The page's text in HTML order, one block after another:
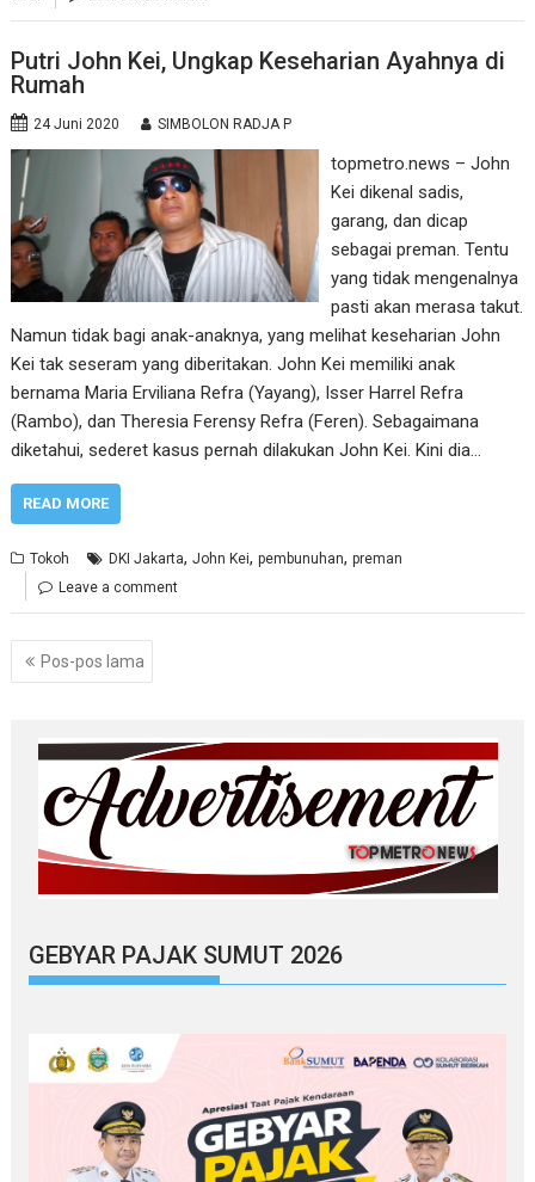
Putri John Kei, Ungkap Keseharian Ayahnya di
Rumah
24 Juni 2020 SIMBOLON RADJA P
topmetro.news – John
Kei dikenal sadis,
garang, dan dicap
sebagai preman. Tentu
yang tidak mengenalnya
pasti akan merasa takut.
Namun tidak bagi anak-anaknya, yang melihat keseharian John
Kei tak seseram yang diberitakan. John Kei memiliki anak
bernama Maria Erviliana Refra (Yayang), Isser Harrel Refra
(Rambo), dan Theresia Ferensy Refra (Feren). Sebagaimana
diketahui, sederet kasus pernah dilakukan John Kei. Kini dia…
READ MORE
Tokoh DKI Jakarta,John Kei,pembunuhan,preman
Leave a comment
Navigasi
pos
Pos-pos lama
GEBYAR PAJAK SUMUT 2026